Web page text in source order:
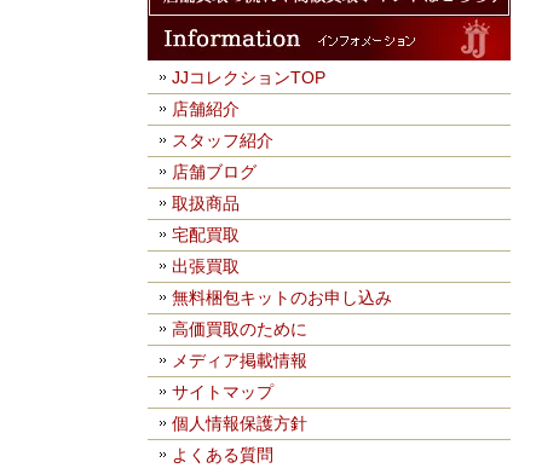
JJコレクションTOP
店舗紹介
スタッフ紹介
店舗ブログ
取扱商品
宅配買取
出張買取
無料梱包キットのお申し込み
高価買取のために
メディア掲載情報
サイトマップ
個人情報保護方針
よくある質問